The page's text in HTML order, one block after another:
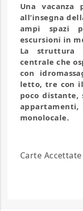
Una
all’insegna
ampi spazi
escursioni in
La struttura
centrale che
con
letto, tre con
poco
monolocale.
Carte Accettate